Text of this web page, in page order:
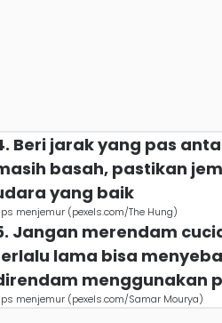
Beri jarak yang pas
basah, pastikan
yang baik
menjemur (pexels.com/The Hung)
Jangan merendam
lama bisa
menggunakan
menjemur (pexels.com/Samar Mourya)